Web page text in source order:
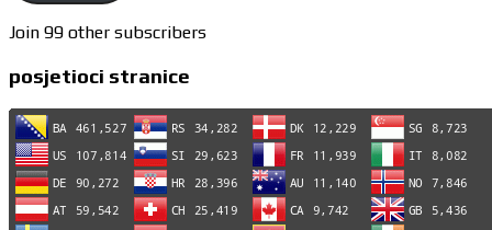
Join 99 other subscribers
posjetioci stranice